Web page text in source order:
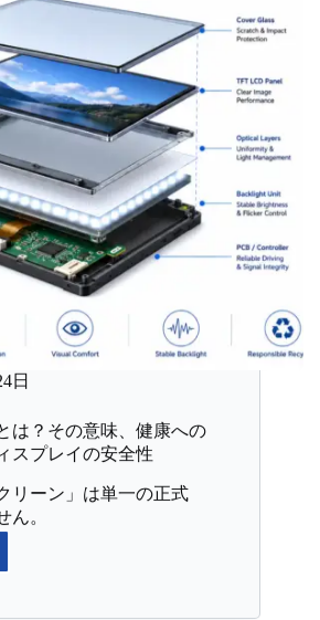
日
は？その意味、健康への
スプレイの安全性
リーン」は単一の正式
。